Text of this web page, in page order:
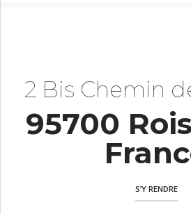
2 Bis Chemin
95700
S’Y RENDRE